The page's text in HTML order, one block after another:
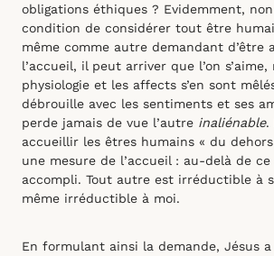
obligations éthiques ? Evidemment,
condition de considérer tout être
même comme autre demandant d’être
l’accueil, il peut arriver que l’on s’aime,
physiologie et les affects s’en sont
débrouille avec les sentiments et ses
perde jamais de vue l’autre inaliénable.
accueillir les êtres humains « du
une mesure de l’accueil : au-delà de
accompli. Tout autre est irréductible à
même irréductible à moi.
En formulant ainsi la demande, Jésus